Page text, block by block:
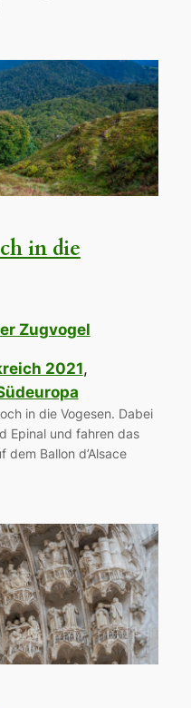
in die
Zugvogel
2021
in die Vogesen. Dabei
Epinal und fahren das
dem Ballon d’Alsace